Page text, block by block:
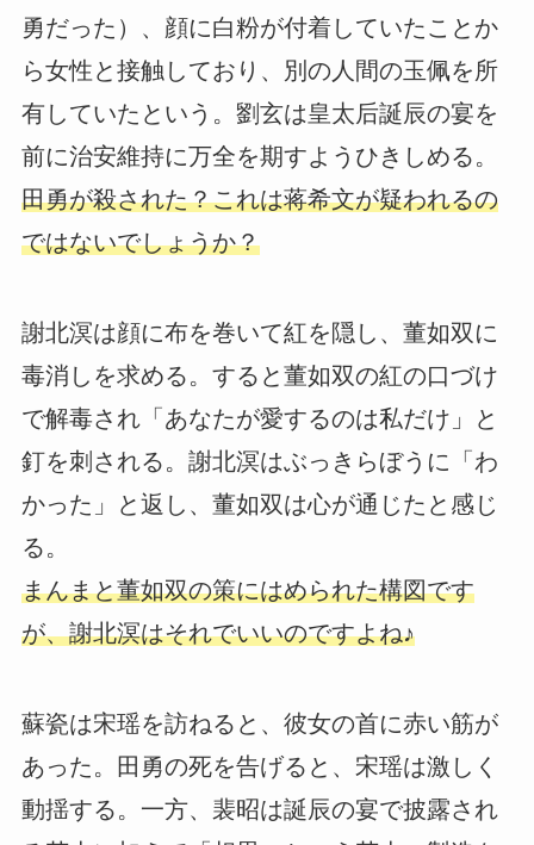
勇だった）、顔に白粉が付着していたことか
ら女性と接触しており、別の人間の玉佩を所
有していたという。劉玄は皇太后誕辰の宴を
前に治安維持に万全を期すようひきしめる。
田勇が殺された？これは蒋希文が疑われるの
ではないでしょうか？
謝北溟は顔に布を巻いて紅を隠し、董如双に
毒消しを求める。すると董如双の紅の口づけ
で解毒され「あなたが愛するのは私だけ」と
釘を刺される。謝北溟はぶっきらぼうに「わ
かった」と返し、董如双は心が通じたと感じ
る。
まんまと董如双の策にはめられた構図です
が、謝北溟はそれでいいのですよね♪
蘇瓷は宋瑶を訪ねると、彼女の首に赤い筋が
あった。田勇の死を告げると、宋瑶は激しく
動揺する。一方、裴昭は誕辰の宴で披露され